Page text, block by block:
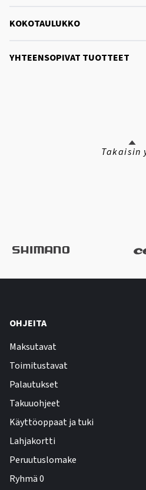
KOKOTAULUKKO
YHTEENSOPIVAT TUOTTEET
Takaisin
OHJEITA
Maksutavat
Toimitustavat
Palautukset
Takuuohjeet
Käyttöoppaat ja tuki
Lahjakortti
Peruutuslomake
Ryhmä 0